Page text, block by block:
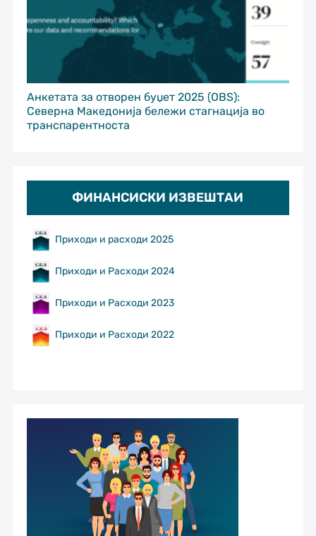
Анкетата за отворен буџет 2025 (OBS):
Северна Македонија бележи стагнација во
транспарентноста
ФИНАНСИСКИ ИЗВЕШТАИ
Приходи и расходи 2025
Приходи и Расходи 2024
Приходи и Расходи 2023
Приходи и Расходи 2022